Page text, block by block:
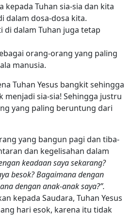
kepada Tuhan sia-sia dan kita
dalam dosa-dosa kita.
di dalam Tuhan juga tetap
orang-orang yang paling
manusia.
Tuhan Yesus bangkit sehingga
menjadi sia-sia! Sehingga justru
yang paling beruntung dari
yang bangun pagi dan tiba-
dan kegelisahan dalam
keadaan saya sekarang?
besok? Bagaimana dengan
dengan anak-anak saya?”.
kepada Saudara, Tuhan Yesus
hari esok, karena itu tidak